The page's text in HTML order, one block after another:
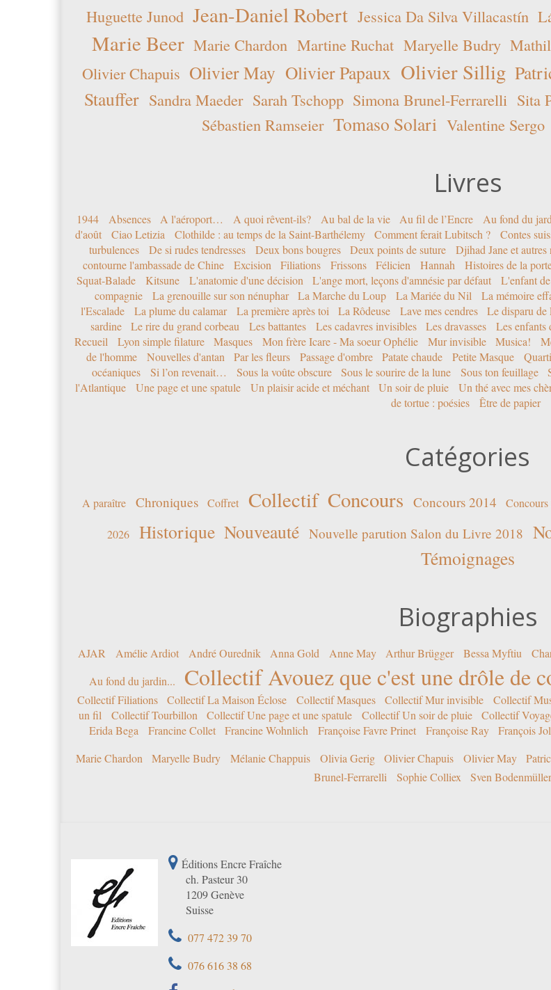
Huguette Junod Jean-Daniel Robert Jessica Da Silva Villacastín
Marie Beer Marie Chardon Martine Ruchat Maryelle Budry
Olivier Chapuis Olivier May Olivier Papaux Olivier Sillig
Stauffer Sandra Maeder Sarah Tschopp Simona Brunel-Ferrarelli Sita
Sébastien Ramseier Tomaso Solari Valentine Sergo
Livres
1944 Absences A l'aéroport… A quoi rêvent-ils? Au bal de la vie Au fil de l’Encre Au fond du
d'août
Ciao Letizia Clothilde : au temps de la Saint-Barthélemy Comment ferait Lubitsch ? Contes
turbulences
De si rudes tendresses Deux bons bougres Deux points de suture Djihad Jane et autres
contourne l'ambassade de Chine
Excision Filiations Frissons Félicien Hannah Histoires de la
Squat-Balade
Kitsune L'anatomie d'une décision L'ange mort, leçons d'amnésie par défaut L'enfant
compagnie
La grenouille sur son nénuphar La Marche du Loup La Mariée du Nil La mémoire
l'Escalade
La plume du calamar La première après toi La Rôdeuse Lave mes cendres Le disparu
sardine
Le rire du grand corbeau Les battantes Les cadavres invisibles Les dravasses Les enfants
Recueil
Lyon simple filature Masques Mon frère Icare - Ma soeur Ophélie Mur invisible Musica!
de l'homme
Nouvelles d'antan Par les fleurs Passage d'ombre Patate chaude Petite Masque
océaniques
Si l’on revenait… Sous la voûte obscure Sous le sourire de la lune Sous ton feuillage
l'Atlantique
Une page et une spatule Un plaisir acide et méchant Un soir de pluie Un thé avec mes
de tortue : poésies
Être de papier
Catégories
A paraître Chroniques Coffret Collectif Concours Concours 2014 Concours
2026 Historique Nouveauté Nouvelle parution Salon du Livre 2018
Témoignages
Biographies
AJAR Amélie Ardiot André Ourednik Anna Gold Anne May Arthur Brügger Bessa Myftiu
Au fond du jardin...
Collectif Avouez que c'est une drôle de
Collectif Filiations
Collectif La Maison Éclose Collectif Masques Collectif Mur invisible Collectif
un fil
Collectif Tourbillon Collectif Une page et une spatule Collectif Un soir de pluie Collectif
Erida Bega
Francine Collet Francine Wohnlich Françoise Favre Prinet Françoise Ray François
Marie Chardon
Maryelle Budry Mélanie Chappuis Olivia Gerig Olivier Chapuis Olivier May
Brunel-Ferrarelli
Sophie Colliex Sven
Éditions Encre Fraîche
ch. Pasteur 30
1209 Genève
Suisse
077 472 39 70
076 616 38 68